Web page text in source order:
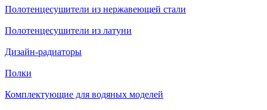
Полотенцесушители из нержавеющей стали
Полотенцесушители из латуни
Дизайн-радиаторы
Полки
Комплектующие для водяных моделей